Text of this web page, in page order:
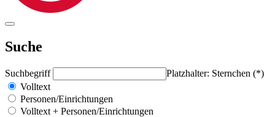
Suche
Suchbegriff
Platzhalter: Sternchen (*)
Volltext
Personen/Einrichtungen
Volltext + Personen/Einrichtungen